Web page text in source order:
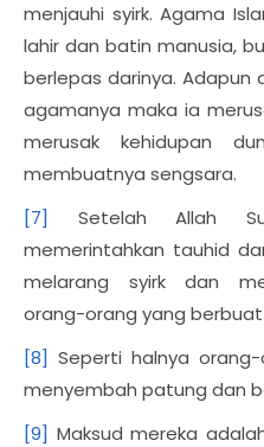
menjauhi syirk. Agama
lahir dan batin manusia,
berlepas darinya. Adapun
agamanya maka ia
merusak kehidupan
membuatnya sengsara.
[7]
Setelah Allah
memerintahkan tauhid
melarang syirk dan
orang-orang yang berbuat
[8] Seperti halnya
menyembah patung dan
[9] Maksud mereka